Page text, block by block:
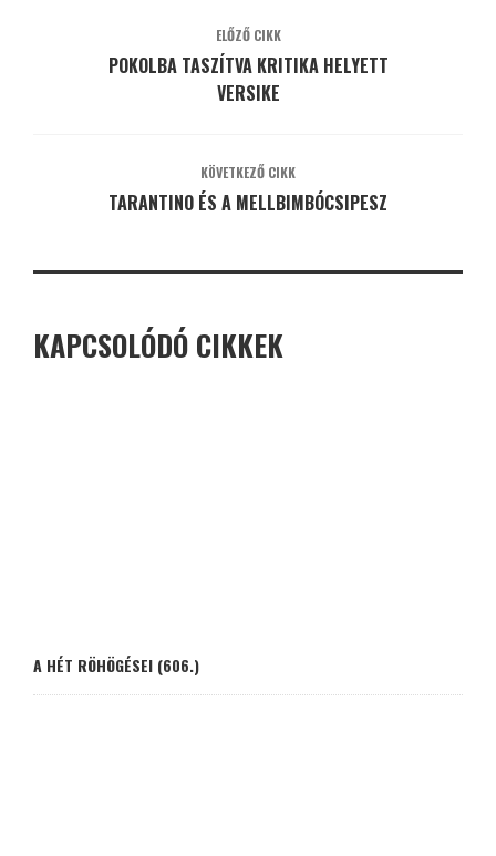
ELŐZŐ CIKK
POKOLBA TASZÍTVA KRITIKA HELYETT
VERSIKE
KÖVETKEZŐ CIKK
TARANTINO ÉS A MELLBIMBÓCSIPESZ
KAPCSOLÓDÓ CIKKEK
A HÉT RÖHÖGÉSEI (606.)